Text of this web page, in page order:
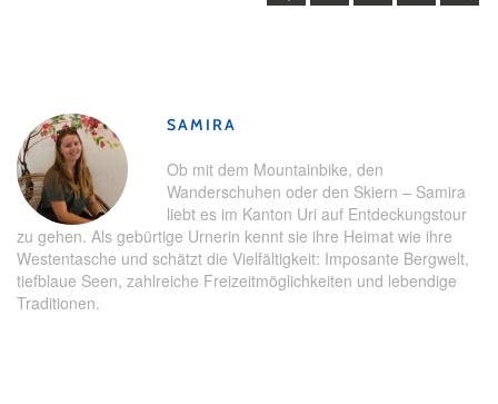
SAMIRA
Ob mit dem Mountainbike, den
Wanderschuhen oder den Skiern – Samira
liebt es im Kanton Uri auf Entdeckungstour
zu gehen. Als gebürtige Urnerin kennt sie ihre Heimat wie ihre
Westentasche und schätzt die Vielfältigkeit: Imposante Bergwelt,
tiefblaue Seen, zahlreiche Freizeitmöglichkeiten und lebendige
Traditionen.